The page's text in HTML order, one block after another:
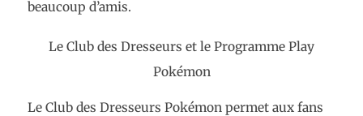
beaucoup d’amis.
Le Club des Dresseurs et le Programme Play
Pokémon
Le Club des Dresseurs Pokémon permet aux fans